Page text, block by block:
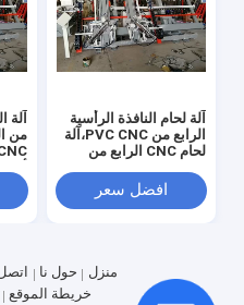
آلة لحام النافذة الرأسية
الرابع من PVC CNC،آلة
لحام CNC الرابع من
معيار UL
افضل سعر
آلة
CNC
منزل حول نا
خريطة الموقع